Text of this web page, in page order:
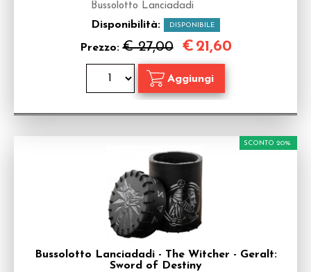
Bussolotto Lanciadadi
Disponibilità: DISPONIBILE
Prezzo:€ 27,00 € 21,60
Bussolotto Lanciadadi - The Witcher - Geralt:
Sword of Destiny
SCONTO 20%